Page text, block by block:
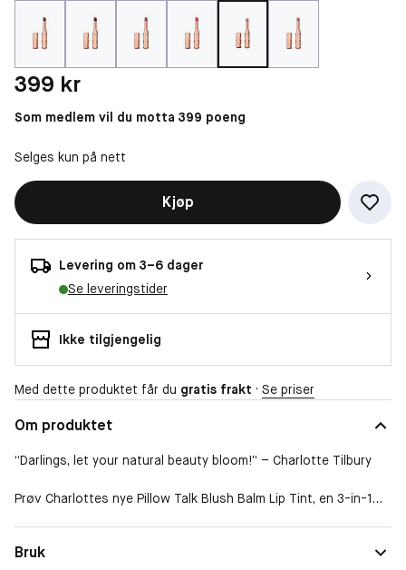
Pris: 399 kr
399 kr
Som medlem vil du motta 399 poeng
Selges kun på nett
Kjøp
Levering om 3–6 dager
Se leveringstider
Ikke tilgjengelig
Med dette produktet får du gratis frakt · Se priser
Om produktet
“Darlings, let your natural beauty bloom!” – Charlotte Tilbury
Prøv Charlottes nye Pillow Talk Blush Balm Lip Tint, en 3-in-1
gjennomskinnelige omfavnelse, balsamens nærende kjærtegn
Bruk